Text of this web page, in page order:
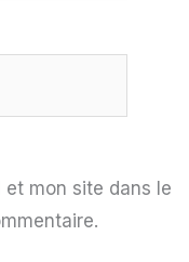
mon site dans le